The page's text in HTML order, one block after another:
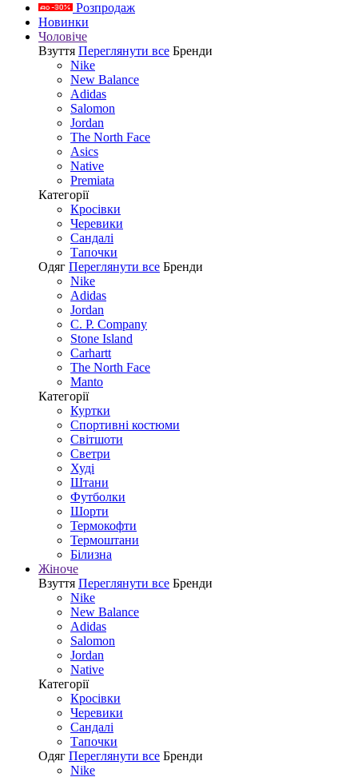
Розпродаж
Новинки
Чоловіче
Взуття Переглянути все Бренди
Nike
New Balance
Adidas
Salomon
Jordan
The North Face
Asics
Native
Premiata
Категорії
Кросівки
Черевики
Сандалі
Tапочки
Одяг Переглянути все Бренди
Nike
Adidas
Jordan
C. P. Company
Stone Island
Carhartt
The North Face
Manto
Категорії
Куртки
Спортивні костюми
Світшоти
Светри
Худі
Штани
Футболки
Шорти
Термокофти
Термоштани
Білизна
Жіноче
Взуття Переглянути все Бренди
Nike
New Balance
Adidas
Salomon
Jordan
Native
Категорії
Кросівки
Черевики
Сандалі
Tапочки
Одяг Переглянути все Бренди
Nike